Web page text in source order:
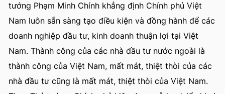
tướng Phạm Minh Chính khẳng định Chính phủ Việt
Nam luôn sẵn sàng tạo điều kiện và đồng hành để các
doanh nghiệp đầu tư, kinh doanh thuận lợi tại Việt
Nam. Thành công của các nhà đầu tư nước ngoài là
thành công của Việt Nam, mất mát, thiệt thòi của các
nhà đầu tư cũng là mất mát, thiệt thòi của Việt Nam.